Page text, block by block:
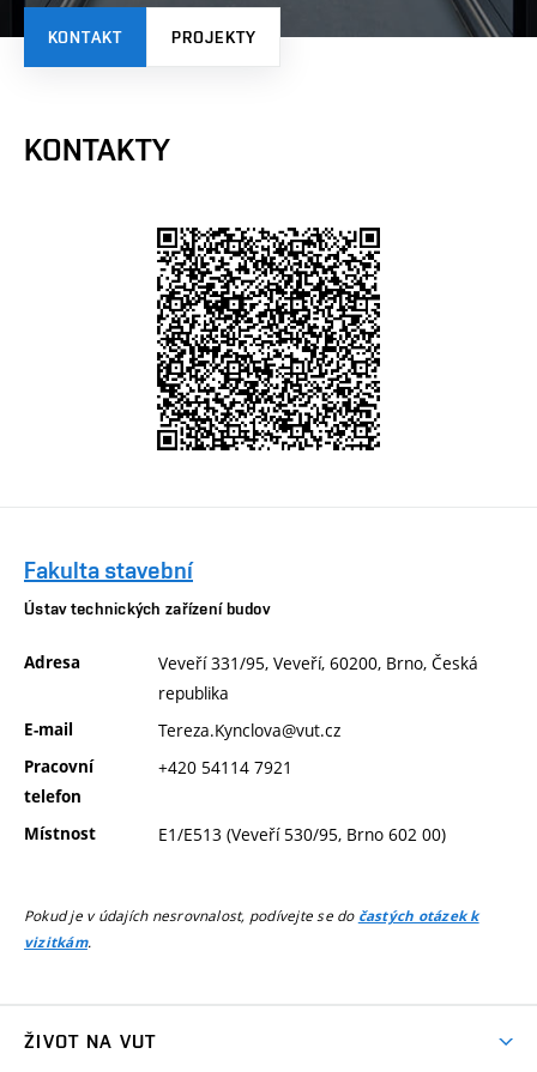
KONTAKT PROJEKTY
KONTAKTY
Fakulta stavební
Ústav technických zařízení budov
Adresa
Veveří 331/95, Veveří, 60200, Brno, Česká
republika
E-mail Tereza.Kynclova@vut.cz
Pracovní
telefon
+420 54114 7921
Místnost E1/E513 (Veveří 530/95, Brno 602 00)
Pokud je v údajích nesrovnalost, podívejte se do častých otázek k
vizitkám.
ŽIVOT NA VUT